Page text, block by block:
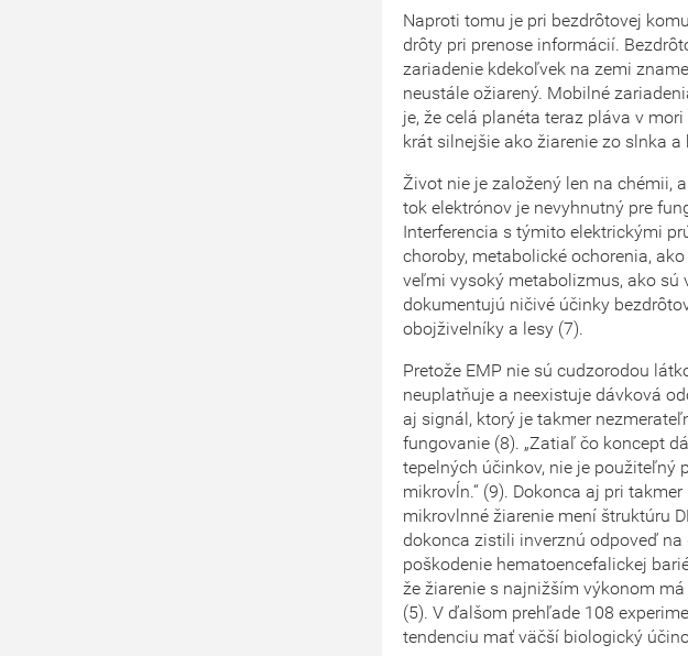
Naproti tomu je pri bezdrôtovej
drôty pri prenose informácií.
zariadenie kdekoľvek na zemi
neustále ožiarený. Mobilné
je, že celá planéta teraz pláva v
krát silnejšie ako žiarenie zo slnka
Život nie je založený len na chémii,
tok elektrónov je nevyhnutný pre
Interferencia s týmito elektrickými
choroby, metabolické ochorenia,
veľmi vysoký metabolizmus, ako sú
dokumentujú ničivé účinky
obojživelníky a lesy (7).
Pretože EMP nie sú cudzorodou
neuplatňuje a neexistuje dávková
aj signál, ktorý je takmer
fungovanie (8). „Zatiaľ čo koncept
tepelných účinkov, nie je použiteľný
mikrovĺn.“ (9). Dokonca aj pri
mikrovlnné žiarenie mení štruktúru
dokonca zistili inverznú odpoveď
poškodenie hematoencefalickej
že žiarenie s najnižším výkonom
(5). V ďalšom prehľade 108
tendenciu mať väčší biologický